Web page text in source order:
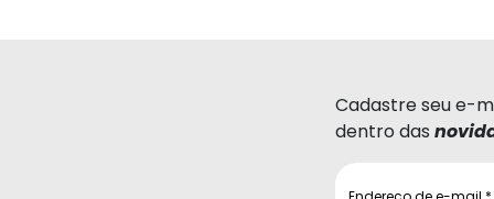
Cadastre seu e-
dentro das